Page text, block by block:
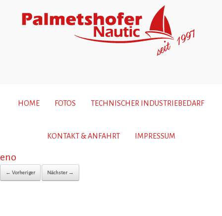
HOME FOTOS TECHNISCHER INDUSTRIEBEDARF
KONTAKT & ANFAHRT IMPRESSUM
eno
← Vorheriger Nächster →